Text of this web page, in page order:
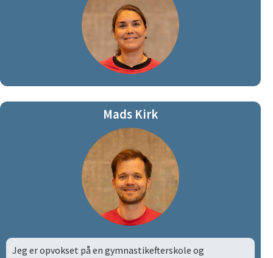
Mads Kirk
Jeg er opvokset på en gymnastikefterskole og